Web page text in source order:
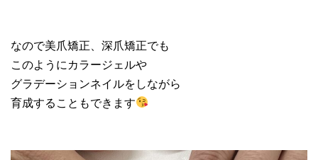
なので美爪矯正、深爪矯正でも
このようにカラージェルや
グラデーションネイルをしながら
育成することもできます